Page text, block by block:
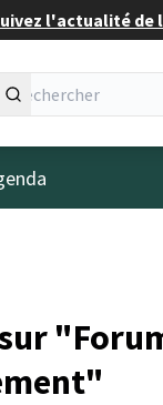
l'actualité de